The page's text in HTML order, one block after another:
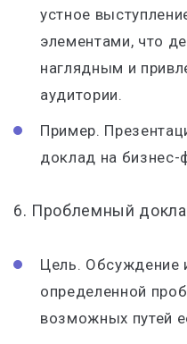
устное
элементами, что
наглядным и
аудитории.
Пример.
доклад на бизнес-
6. Проблемный
Цель. Обсуждение
определенной
возможных путей